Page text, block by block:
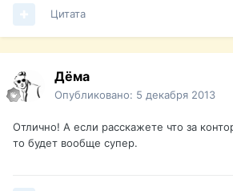
Цитата
Дёма
Опубликовано: 5 декабря 2013
Отлично! А если расскажете что за
то будет вообще супер.